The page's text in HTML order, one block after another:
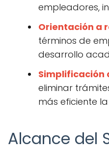
empleadores,
Orientación a
términos de
desarrollo
Simplificación
eliminar
más eficiente
Alcance del